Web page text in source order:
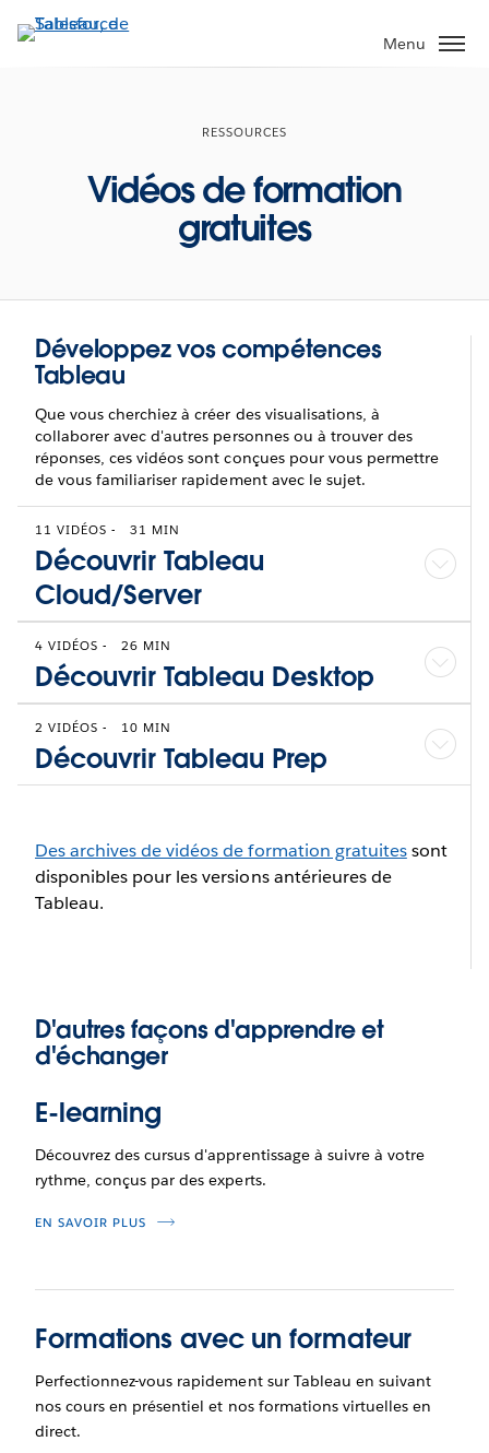
Aller
au
Menu
RESSOURCES
Vidéos de formation
gratuites
Développez vos compétences
Tableau
Que vous cherchiez à créer des visualisations, à
collaborer avec d'autres personnes ou à trouver des
réponses, ces vidéos sont conçues pour vous permettre
de vous familiariser rapidement avec le sujet.
Découvrir Tableau
Cloud/Server
11 VIDÉOS - 31 MIN
Découvrir Tableau Desktop
4 VIDÉOS - 26 MIN
Découvrir Tableau Prep
2 VIDÉOS - 10 MIN
Des archives de vidéos de formation gratuitessont
disponibles pour les versions antérieures de
Tableau.
D'autres façons d'apprendre et
d'échanger
E-learning
Découvrez des cursus d'apprentissage à suivre à votre
rythme, conçus par des experts.
EN SAVOIR PLUS
Formations avec un formateur
Perfectionnez-vous rapidement sur Tableau en suivant
nos cours en présentiel et nos formations virtuelles en
direct.